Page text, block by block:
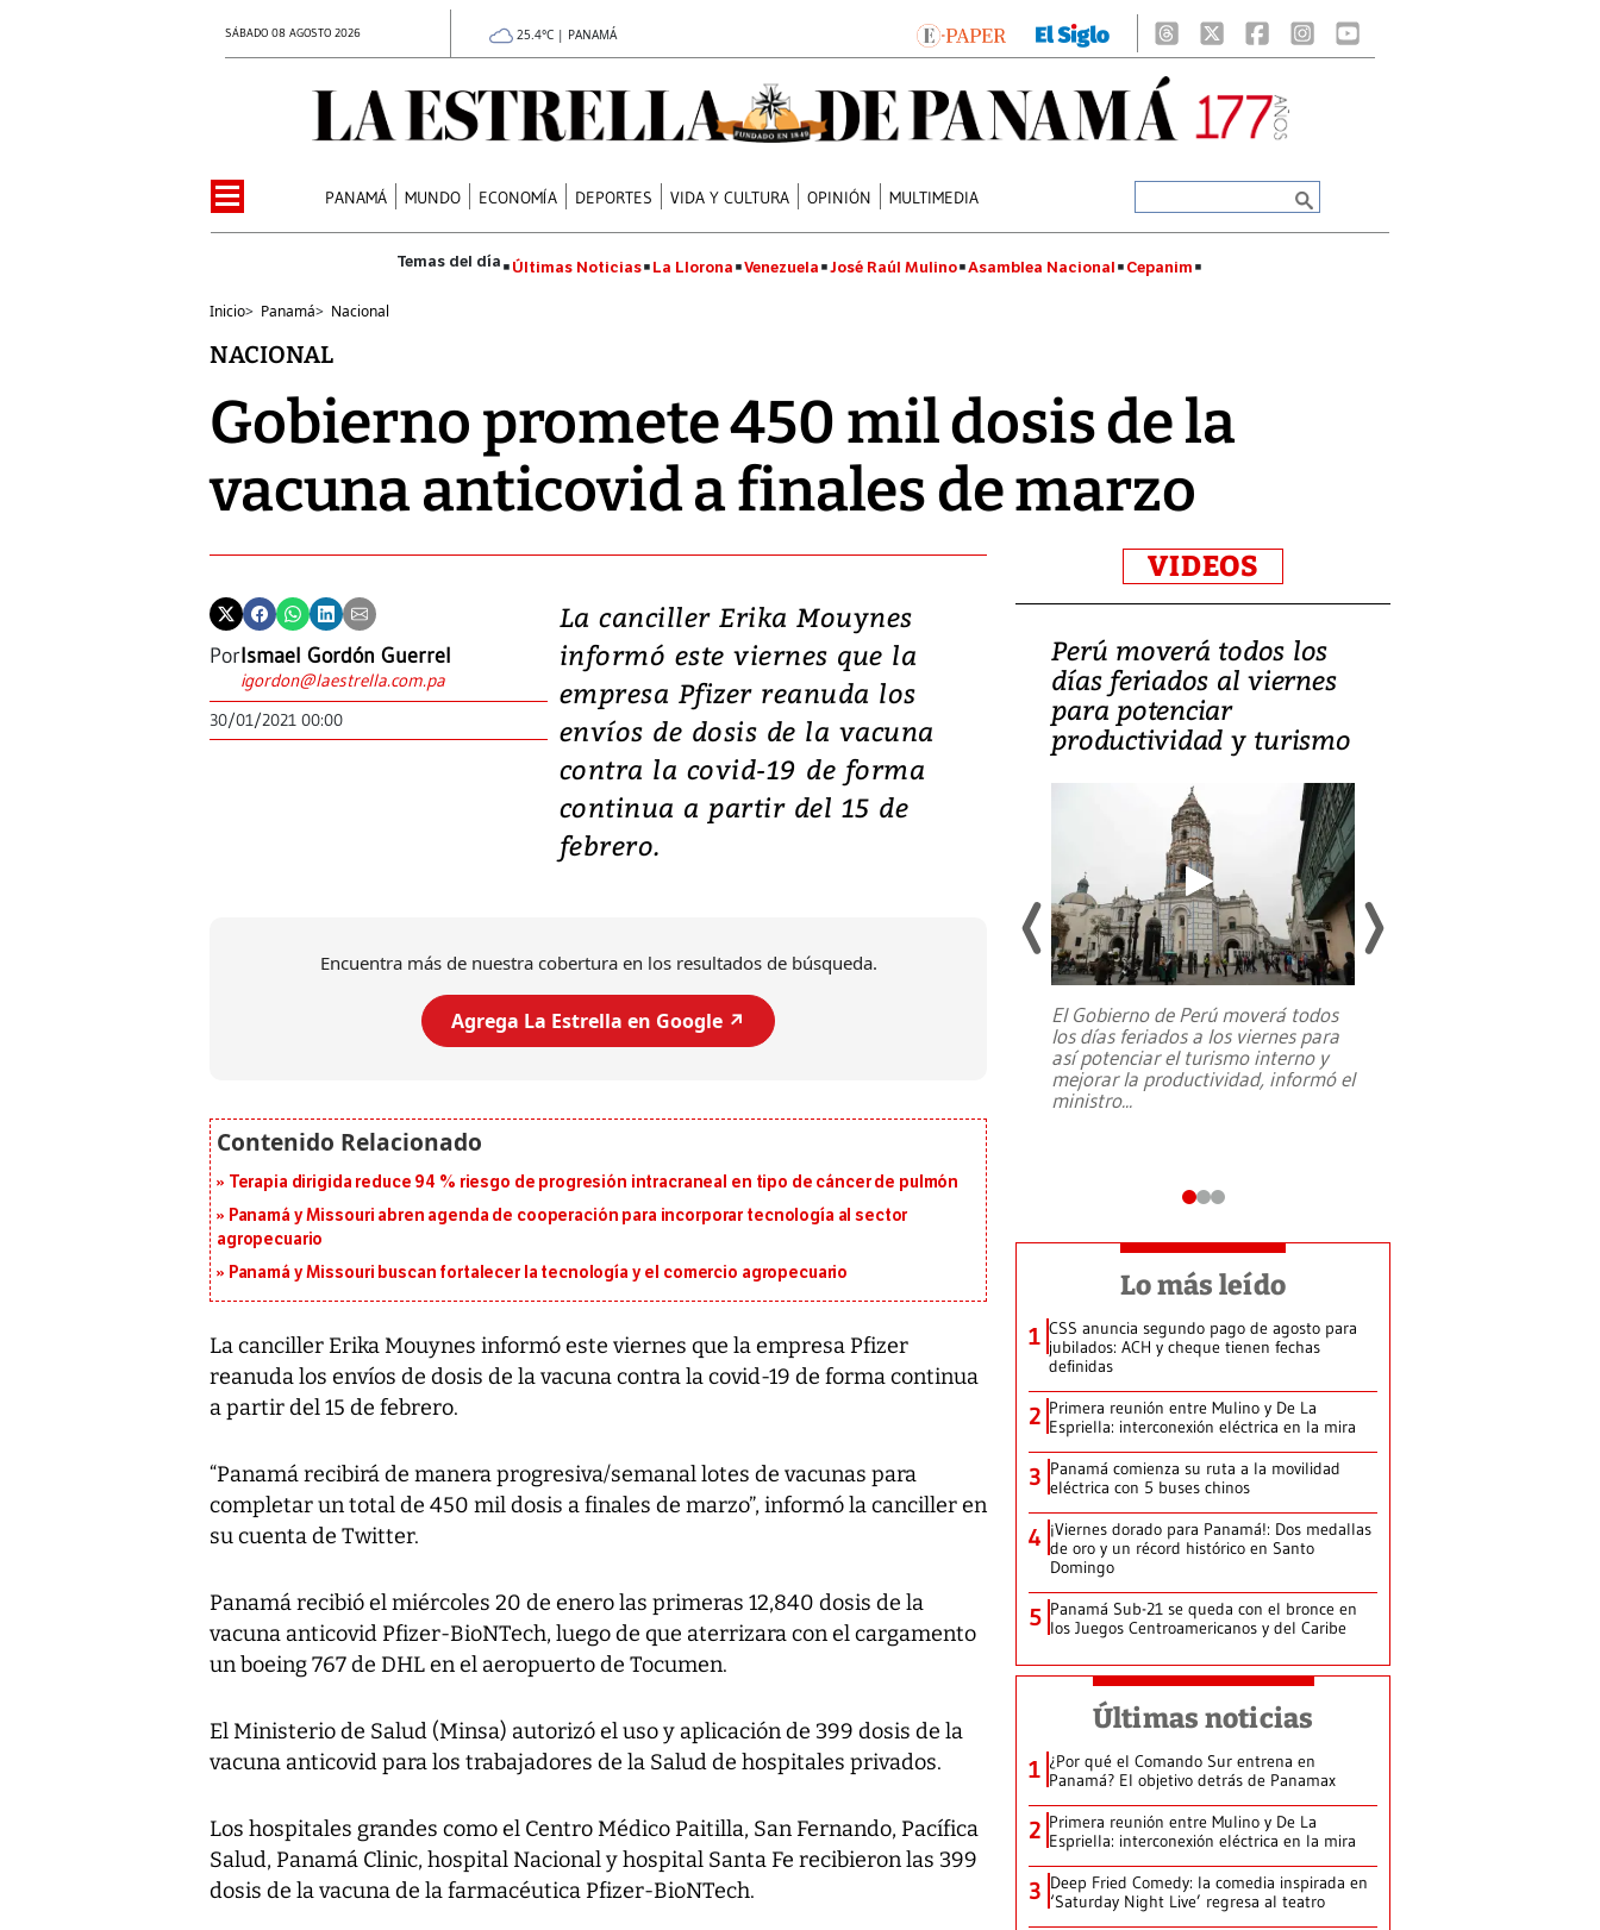
SÁBADO 08 AGOSTO 2026 25.4°C | PANAMÁ
PANAMÁ MUNDO ECONOMÍA DEPORTES VIDA Y CULTURA OPINIÓN MULTIMEDIA
Últimas Noticias La Llorona Venezuela José Raúl Mulino Asamblea Nacional Cepanim
Inicio> Panamá> Nacional
NACIONAL
Gobierno promete 450 mil dosis de la
vacuna anticovid a finales de marzo
PorIsmael Gordón Guerrel
igordon@laestrella.com.pa
30/01/2021 00:00
La canciller Erika Mouynes
informó este viernes que la
empresa Pfizer reanuda los
envíos de dosis de la vacuna
contra la covid-19 de forma
continua a partir del 15 de
febrero.
Encuentra más de nuestra cobertura en los resultados de búsqueda.
Agrega La Estrella en Google ↗️
Terapia dirigida reduce 94 % riesgo de progresión intracraneal en tipo de cáncer de pulmón
Panamá y Missouri abren agenda de cooperación para incorporar tecnología al sector
agropecuario
Panamá y Missouri buscan fortalecer la tecnología y el comercio agropecuario
La canciller Erika Mouynes informó este viernes que la empresa Pfizer
reanuda los envíos de dosis de la vacuna contra la covid-19 de forma continua
a partir del 15 de febrero.
“Panamá recibirá de manera progresiva/semanal lotes de vacunas para
completar un total de 450 mil dosis a finales de marzo”, informó la canciller en
su cuenta de Twitter.
Panamá recibió el miércoles 20 de enero las primeras 12,840 dosis de la
vacuna anticovid Pfizer-BioNTech, luego de que aterrizara con el cargamento
un boeing 767 de DHL en el aeropuerto de Tocumen.
El Ministerio de Salud (Minsa) autorizó el uso y aplicación de 399 dosis de la
vacuna anticovid para los trabajadores de la Salud de hospitales privados.
Los hospitales grandes como el Centro Médico Paitilla, San Fernando, Pacífica
Salud, Panamá Clinic, hospital Nacional y hospital Santa Fe recibieron las 399
dosis de la vacuna de la farmacéutica Pfizer-BioNTech.
VIDEOS
Video: Lula lanza su
candidatura con
promesas de inversión
en defensa, educación y
tierras raras
Entre recuerdos y escuetas
Perú moverá todos los
días feriados al viernes
para potenciar
productividad y turismo
El Gobierno de Perú moverá todos
los días feriados a los viernes para
así potenciar el turismo interno y
mejorar la productividad, informó el
ministro...
Lo más leído
1 CSS anuncia segundo pago de agosto para
jubilados: ACH y cheque tienen fechas
definidas
2 Primera reunión entre Mulino y De La
Espriella: interconexión eléctrica en la mira
3 Panamá comienza su ruta a la movilidad
eléctrica con 5 buses chinos
4 ¡Viernes dorado para Panamá!: Dos medallas
de oro y un récord histórico en Santo
Domingo
5 Panamá Sub-21 se queda con el bronce en
los Juegos Centroamericanos y del Caribe
Últimas noticias
1 ¿Por qué el Comando Sur entrena en
Panamá? El objetivo detrás de Panamax
2 Primera reunión entre Mulino y De La
Espriella: interconexión eléctrica en la mira
3 Deep Fried Comedy: la comedia inspirada en
‘Saturday Night Live’ regresa al teatro